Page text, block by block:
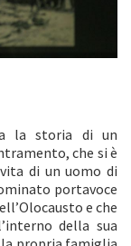
la storia di un
che si è
di un uomo di
portavoce
e che
della sua